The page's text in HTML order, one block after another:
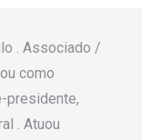
. Associado /
como
presidente,
. Atuou